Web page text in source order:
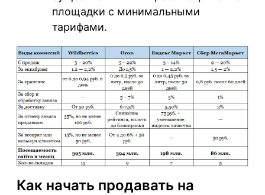
площадки с минимальными
тарифами.
Как начать продавать на